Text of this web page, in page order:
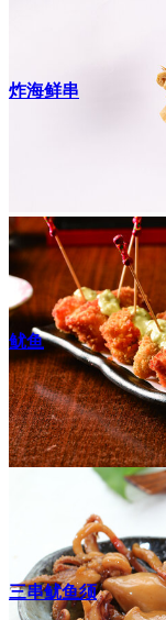
炸海鲜串
鱿鱼
三串鱿鱼须